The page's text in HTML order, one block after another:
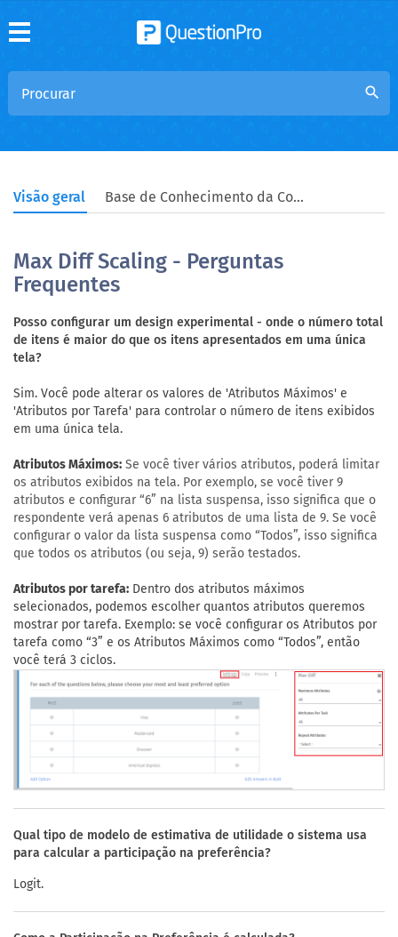
search
Visão geral Base de Conhecimento da Comunidade
Max Diff Scaling - Perguntas
Frequentes
Posso configurar um design experimental - onde o número total
de itens é maior do que os itens apresentados em uma única
tela?
Sim. Você pode alterar os valores de 'Atributos Máximos' e
'Atributos por Tarefa' para controlar o número de itens exibidos
em uma única tela.
Atributos Máximos: Se você tiver vários atributos, poderá limitar
os atributos exibidos na tela. Por exemplo, se você tiver 9
atributos e configurar “6” na lista suspensa, isso significa que o
respondente verá apenas 6 atributos de uma lista de 9. Se você
configurar o valor da lista suspensa como “Todos”, isso significa
que todos os atributos (ou seja, 9) serão testados.
Atributos por tarefa: Dentro dos atributos máximos
selecionados, podemos escolher quantos atributos queremos
mostrar por tarefa. Exemplo: se você configurar os Atributos por
tarefa como “3” e os Atributos Máximos como “Todos”, então
você terá 3 ciclos.
Qual tipo de modelo de estimativa de utilidade o sistema usa
para calcular a participação na preferência?
Logit.